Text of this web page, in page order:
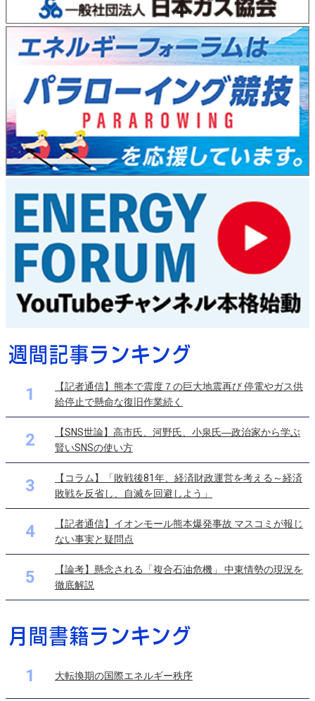
1
【記者通信】熊本で震度７の巨大地震再び 停電やガス供
給停止で懸命な復旧作業続く
2
【SNS世論】高市氏、河野氏、小泉氏―政治家から学ぶ
賢いSNSの使い方
3
【コラム】「敗戦後81年、経済財政運営を考える～経済
敗戦を反省し、自滅を回避しよう」
4
【記者通信】イオンモール熊本爆発事故 マスコミが報じ
ない事実と疑問点
5
【論考】懸念される「複合石油危機」 中東情勢の現況を
徹底解説
1 大転換期の国際エネルギー秩序